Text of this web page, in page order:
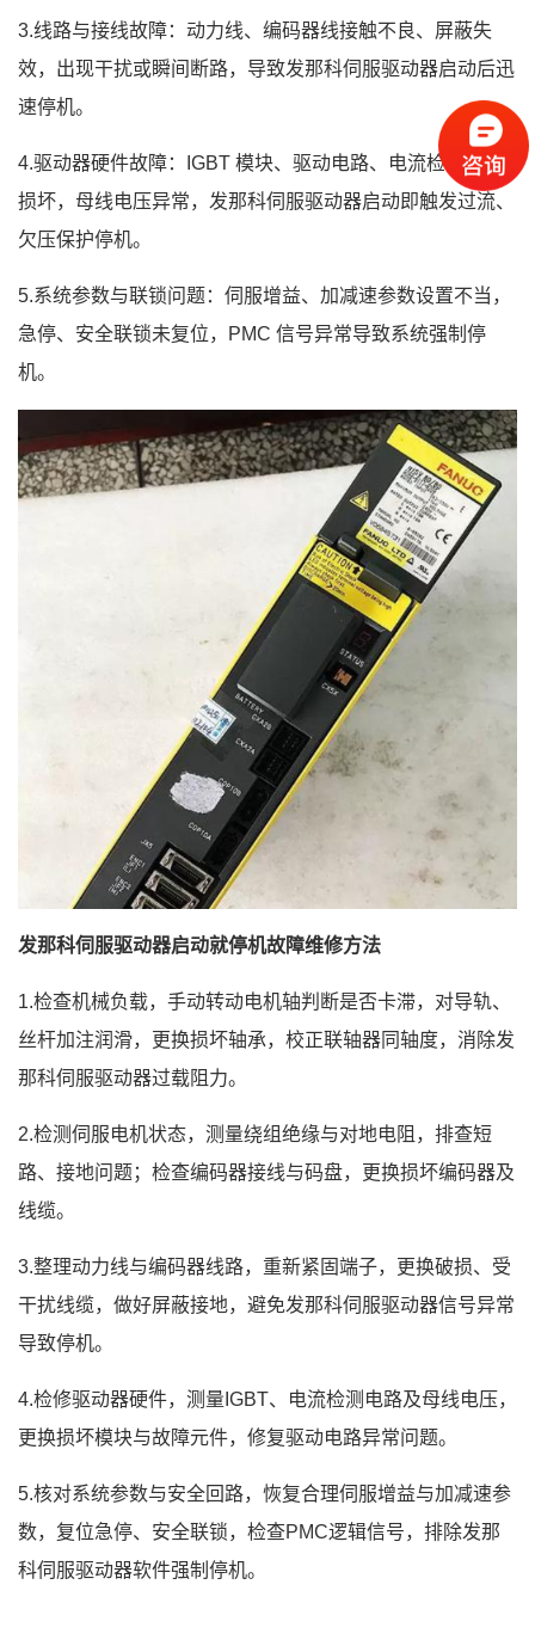
3.线路与接线故障：动力线、编码器线接触不良、屏蔽失
效，出现干扰或瞬间断路，导致发那科伺服驱动器启动后迅
速停机。
4.驱动器硬件故障：IGBT 模块、驱动电路、电流检测元件
损坏，母线电压异常，发那科伺服驱动器启动即触发过流、
欠压保护停机。
5.系统参数与联锁问题：伺服增益、加减速参数设置不当，
急停、安全联锁未复位，PMC 信号异常导致系统强制停
机。
发那科伺服驱动器启动就停机故障维修方法
1.检查机械负载，手动转动电机轴判断是否卡滞，对导轨、
丝杆加注润滑，更换损坏轴承，校正联轴器同轴度，消除发
那科伺服驱动器过载阻力。
2.检测伺服电机状态，测量绕组绝缘与对地电阻，排查短
路、接地问题；检查编码器接线与码盘，更换损坏编码器及
线缆。
3.整理动力线与编码器线路，重新紧固端子，更换破损、受
干扰线缆，做好屏蔽接地，避免发那科伺服驱动器信号异常
导致停机。
4.检修驱动器硬件，测量IGBT、电流检测电路及母线电压，
更换损坏模块与故障元件，修复驱动电路异常问题。
5.核对系统参数与安全回路，恢复合理伺服增益与加减速参
数，复位急停、安全联锁，检查PMC逻辑信号，排除发那
科伺服驱动器软件强制停机。